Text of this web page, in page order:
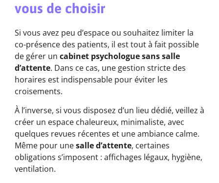
vous de choisir
Si vous avez peu d’espace ou souhaitez limiter la
co-présence des patients, il est tout à fait possible
de gérer un cabinet psychologue sans salle
d’attente. Dans ce cas, une gestion stricte des
horaires est indispensable pour éviter les
croisements.
À l’inverse, si vous disposez d’un lieu dédié, veillez à
créer un espace chaleureux, minimaliste, avec
quelques revues récentes et une ambiance calme.
Même pour unesalle d’attente, certaines
obligations s’imposent : affichages légaux, hygiène,
ventilation.